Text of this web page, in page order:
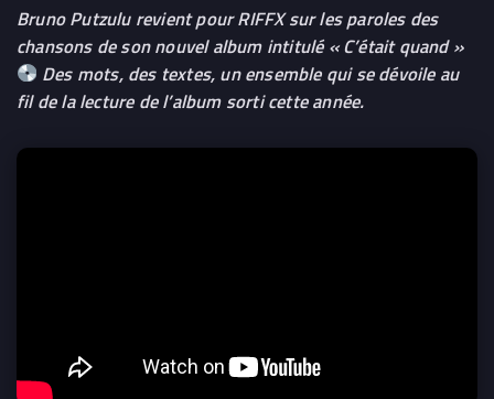
Bruno Putzulu revient pour RIFFX sur les paroles des
chansons de son nouvel album intitulé « C’était quand »
Des mots, des textes, un ensemble qui se dévoile au
fil de la lecture de l’album sorti cette année.